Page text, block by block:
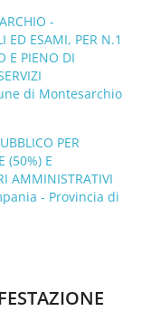
-
ED ESAMI, PER N.1
E PIENO DI
di Montesarchio
PER
(50%) E
AMMINISTRATIVI
- Provincia di